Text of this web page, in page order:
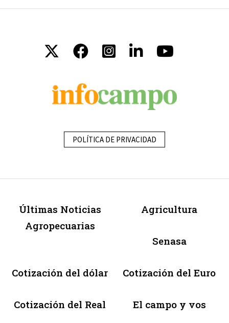
POLÍTICA DE PRIVACIDAD
Últimas Noticias
Agropecuarias
Agricultura
Senasa
Cotización del dólar Cotización del Euro
Cotización del Real El campo y vos